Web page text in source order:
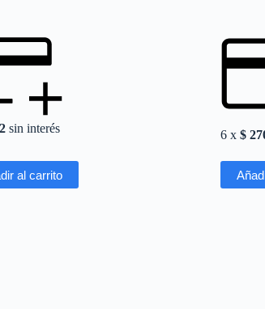
sin interés
al carrito
6 x$